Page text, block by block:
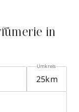
in
Umkreis